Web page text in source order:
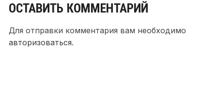
ОСТАВИТЬ КОММЕНТАРИЙ
Для отправки комментария вам необходимо
авторизоваться.